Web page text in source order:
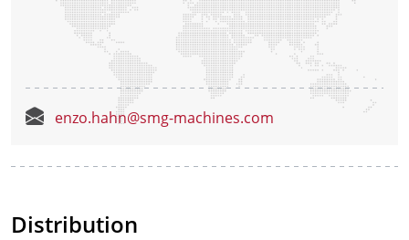
enzo.hahn@smg-machines.com
Distribution